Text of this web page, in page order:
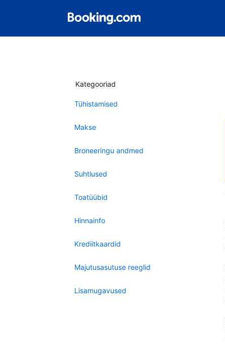
Kategooriad
Tühistamised
Makse
Broneeringu andmed
Suhtlused
Toatüübid
Hinnainfo
Krediitkaardid
Majutusasutuse reeglid
Lisamugavused